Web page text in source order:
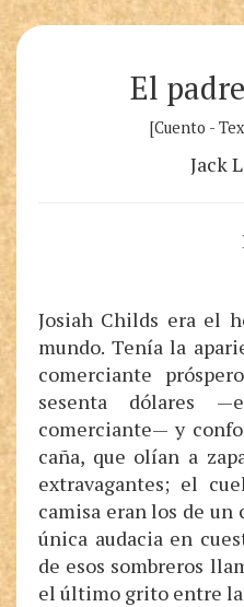
El
[Cuento -
Jack
Josiah Childs era el
mundo. Tenía la
comerciante
sesenta dólares
comerciante— y
caña, que olían a
extravagantes; el
camisa eran los de
única audacia en
de esos sombreros
el último grito entre